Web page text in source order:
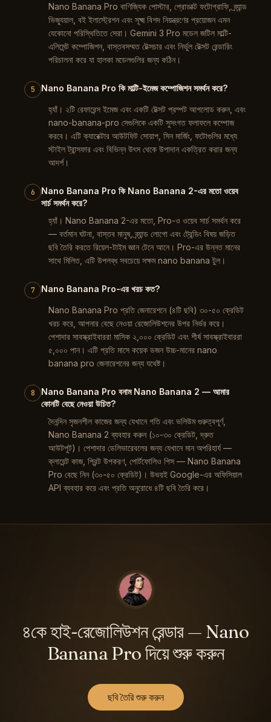
Nano Banana Pro বাণিজ্যিক পোস্টার, প্রোডাক্ট ফটোগ্রাফি, ব্র্যান্ড
ভিজ্যুয়াল, বই ইলাস্ট্রেশন এবং সূক্ষ্ম বিশদ নিয়ন্ত্রণের প্রয়োজন এমন
যেকোনো পরিস্থিতিতে সেরা। Gemini 3 Pro মডেল জটিল মাল্টি-
এলিমেন্ট কম্পোজিশন, বাস্তবসম্মত টেক্সচার এবং নির্ভুল টেক্সট রেন্ডারিং
পরিচালনা করে যা হালকা মডেলগুলির জন্য কঠিন।
5 Nano Banana Pro কি মাল্টি-ইমেজ কম্পোজিশন সমর্থন করে?
হ্যাঁ। ২টি রেফারেন্স ইমেজ এবং একটি টেক্সট প্রম্পট আপলোড করুন, এবং
nano-banana-pro সেগুলিকে একটি সুসংগত ফলাফলে কম্পোজ
করবে। এটি ক্যারেক্টার আউটফিট সোয়াপ, সিন মার্জিং, ফটোগুলির মধ্যে
স্টাইল ট্রান্সফার এবং বিভিন্ন উৎস থেকে উপাদান একত্রিত করার জন্য
আদর্শ।
6
Nano Banana Pro কি Nano Banana 2-এর মতো ওয়েব
সার্চ সমর্থন করে?
হ্যাঁ। Nano Banana 2-এর মতো, Pro-ও ওয়েব সার্চ সমর্থন করে
— বর্তমান ঘটনা, বাস্তব মানুষ, ব্র্যান্ড লোগো এবং ট্রেন্ডিং বিষয় জড়িত
ছবি তৈরি করতে রিয়েল-টাইম জ্ঞান টেনে আনে। Pro-এর উন্নত মানের
সাথে মিলিত, এটি উপলব্ধ সবচেয়ে সক্ষম nano banana টুল।
7 Nano Banana Pro-এর খরচ কত?
Nano Banana Pro প্রতি জেনারেশনে (৪টি ছবি) ৩০-৫০ ক্রেডিট
খরচ করে, আপনার বেছে নেওয়া রেজোলিউশনের উপর নির্ভর করে।
পেশাদার সাবস্ক্রাইবাররা মাসিক ২,০০০ ক্রেডিট এবং শীর্ষ সাবস্ক্রাইবাররা
৫,০০০ পান। এটি প্রতি মাসে কয়েক ডজন উচ্চ-মানের nano
banana pro জেনারেশনের জন্য যথেষ্ট।
8
Nano Banana Pro বনাম Nano Banana 2 — আমার
কোনটি বেছে নেওয়া উচিত?
দৈনন্দিন সৃজনশীল কাজের জন্য যেখানে গতি এবং ভলিউম গুরুত্বপূর্ণ,
Nano Banana 2 ব্যবহার করুন (১০-৩০ ক্রেডিট, দ্রুত
আউটপুট)। পেশাদার ডেলিভারেবলের জন্য যেখানে মান অপরিহার্য —
ক্লায়েন্ট কাজ, প্রিন্ট উপকরণ, পোর্টফোলিও পিস — Nano Banana
Pro বেছে নিন (৩০-৫০ ক্রেডিট)। উভয়ই Google-এর অফিসিয়াল
API ব্যবহার করে এবং প্রতি অনুরোধে ৪টি ছবি তৈরি করে।
৪কে হাই-রেজোলিউশন রেন্ডার — Nano
Banana Pro দিয়ে শুরু করুন
ছবি তৈরি শুরু করুন